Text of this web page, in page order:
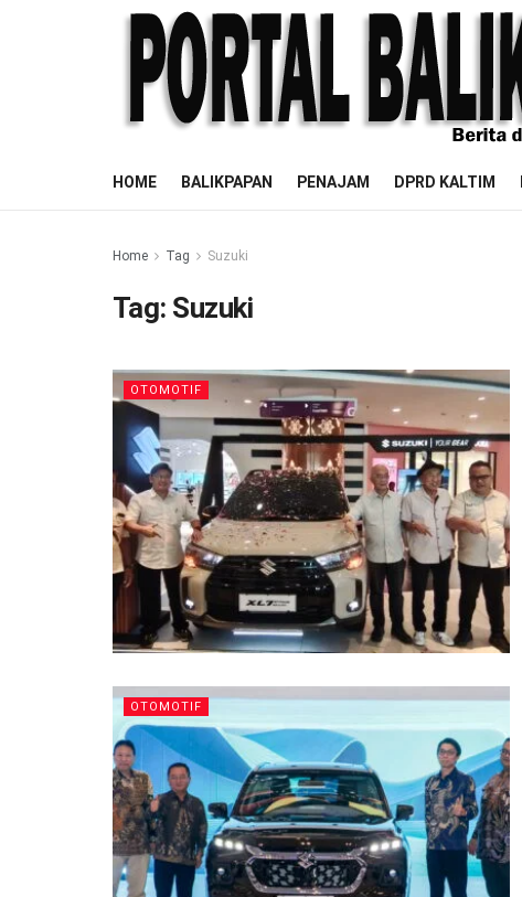
HOME BALIKPAPAN PENAJAM DPRD KALTIM
Home Tag Suzuki
Tag: Suzuki
OTOMOTIF
OTOMOTIF